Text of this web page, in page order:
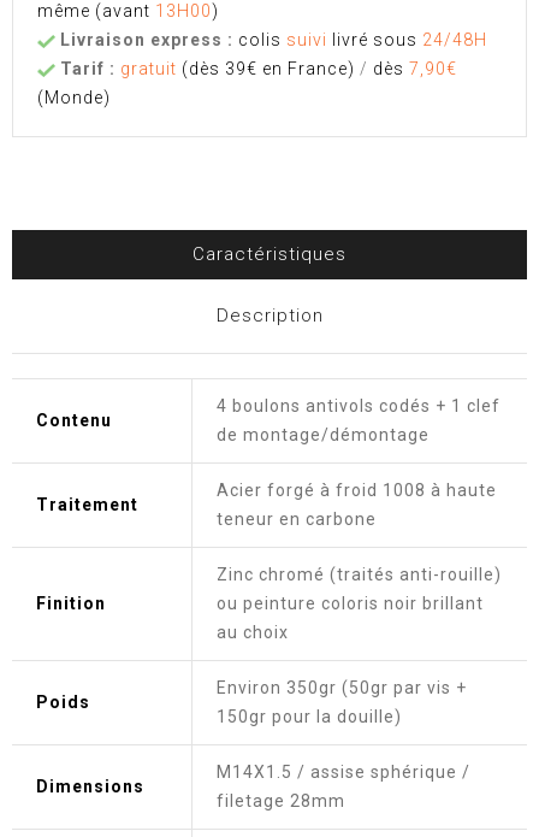
même (avant 13H00)
Livraison express : colis suivi livré sous 24/48H
Tarif : gratuit (dès 39€ en France) / dès 7,90€
(Monde)
Caractéristiques
Description
Contenu
4 boulons antivols codés + 1 clef
de montage/démontage
Traitement
Acier forgé à froid 1008 à haute
teneur en carbone
Finition
Zinc chromé (traités anti-rouille)
ou peinture coloris noir brillant
au choix
Poids
Environ 350gr (50gr par vis +
150gr pour la douille)
Dimensions
M14X1.5 / assise sphérique /
filetage 28mm